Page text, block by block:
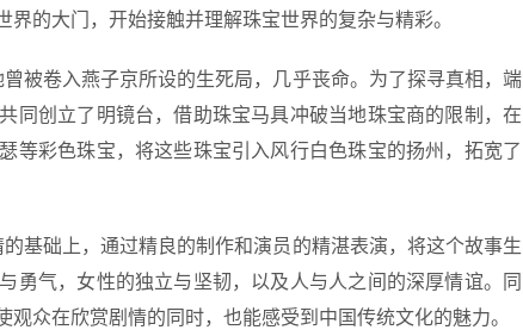
的大门，开始接触并理解珠宝世界的复杂与精彩。
被卷入燕子京所设的生死局，几乎丧命。为了探寻真相，端
同创立了明镜台，借助珠宝马具冲破当地珠宝商的限制，在
等彩色珠宝，将这些珠宝引入风行白色珠宝的扬州，拓宽了
基础上，通过精良的制作和演员的精湛表演，将这个故事生
勇气，女性的独立与坚韧，以及人与人之间的深厚情谊。同
众在欣赏剧情的同时，也能感受到中国传统文化的魅力。